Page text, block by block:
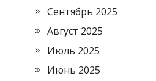
Сентябрь 2025
Август 2025
Июль 2025
Июнь 2025